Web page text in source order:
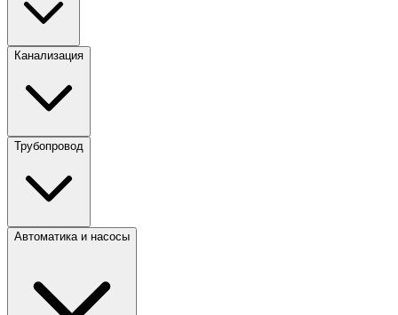
Канализация
Трубопровод
Автоматика и насосы